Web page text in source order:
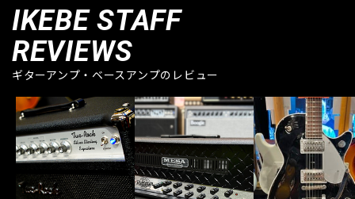
IKEBE STAFF
REVIEWS
ギターアンプ・ベースアンプのレビュー